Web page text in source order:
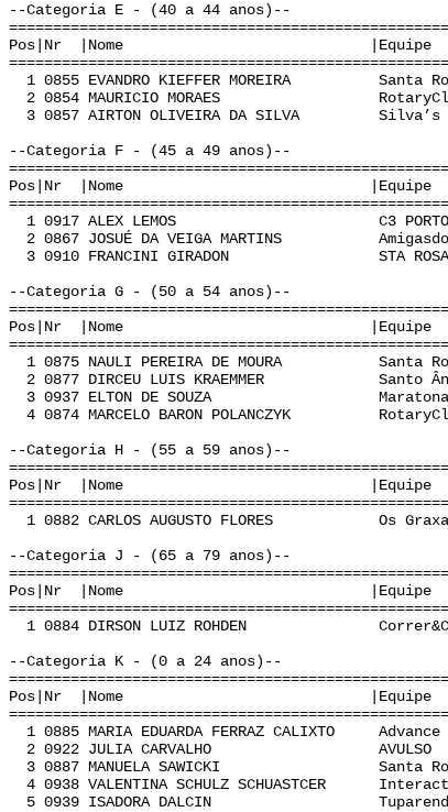
--Categoria E - (40 a 44 anos)--
Pos|Nr |Nome |Equipe |Cat |
1 0855 EVANDRO KIEFFER MOREIRA
2 0854 MAURICIO MORAES
3 0857 AIRTON OLIVEIRA DA SILVA
--Categoria F - (45 a 49 anos)--
Pos|Nr |Nome |Equipe |Cat |
1 0917 ALEX LEMOS C3 PORTO
2 0867 JOSUÉ DA VEIGA MARTINS
3 0910 FRANCINI GIRADON STA
--Categoria G - (50 a 54 anos)--
Pos|Nr |Nome |Equipe |Cat |
1 0875 NAULI PEREIRA DE MOURA Santa
2 0877 DIRCEU LUIS KRAEMMER Santo
3 0937 ELTON DE SOUZA
4 0874 MARCELO BARON POLANCZYK
--Categoria H - (55 a 59 anos)--
Pos|Nr |Nome |Equipe |Cat |
1 0882 CARLOS AUGUSTO FLORES Os
--Categoria J - (65 a 79 anos)--
Pos|Nr |Nome |Equipe |Cat |
1 0884 DIRSON LUIZ ROHDEN
--Categoria K - (0 a 24 anos)--
Pos|Nr |Nome |Equipe |Cat |
1 0885 MARIA EDUARDA FERRAZ CALIXTO
2 0922 JULIA CARVALHO
3 0887 MANUELA SAWICKI Santa
4 0938 VALENTINA SCHULZ SCHUASTCER
5 0939 ISADORA DALCIN